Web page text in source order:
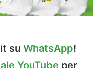
su WhatsApp!
YouTube per